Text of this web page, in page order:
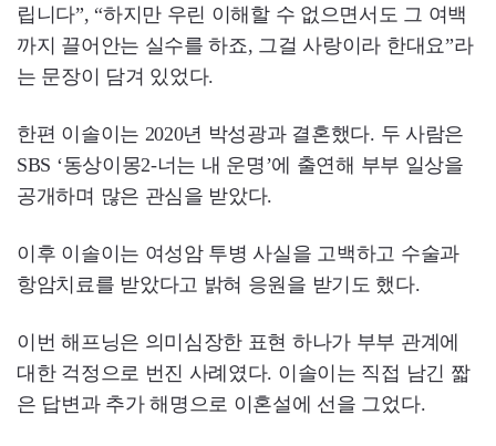
립니다”, “하지만 우린 이해할 수 없으면서도 그 여백
까지 끌어안는 실수를 하죠, 그걸 사랑이라 한대요”라
는 문장이 담겨 있었다.
한편 이솔이는 2020년 박성광과 결혼했다. 두 사람은
SBS ‘동상이몽2-너는 내 운명’에 출연해 부부 일상을
공개하며 많은 관심을 받았다.
이후 이솔이는 여성암 투병 사실을 고백하고 수술과
항암치료를 받았다고 밝혀 응원을 받기도 했다.
이번 해프닝은 의미심장한 표현 하나가 부부 관계에
대한 걱정으로 번진 사례였다. 이솔이는 직접 남긴 짧
은 답변과 추가 해명으로 이혼설에 선을 그었다.